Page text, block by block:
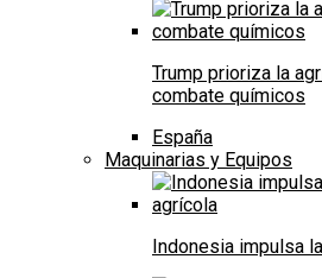
Trump prioriza la
combate químicos
España
Maquinarias y Equipos
Indonesia impulsa